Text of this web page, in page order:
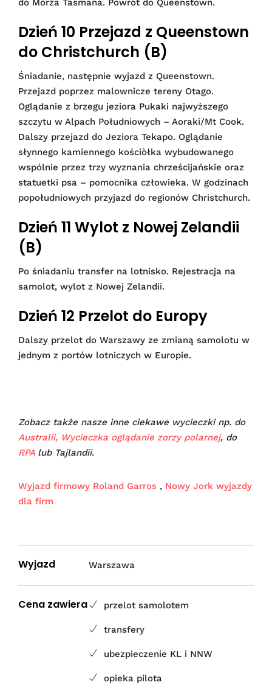
do Morza Tasmana. Powrót do Queenstown.
Dzień 10 Przejazd z Queenstown
do Christchurch (B)
Śniadanie, następnie wyjazd z Queenstown.
Przejazd poprzez malownicze tereny Otago.
Oglądanie z brzegu jeziora Pukaki najwyższego
szczytu w Alpach Południowych – Aoraki/Mt Cook.
Dalszy przejazd do Jeziora Tekapo. Oglądanie
słynnego kamiennego kościòłka wybudowanego
wspólnie przez trzy wyznania chrześcijańskie oraz
statuetki psa – pomocnika człowieka. W godzinach
popołudniowych przyjazd do regionów Christchurch.
Dzień 11 Wylot z Nowej Zelandii
(B)
Po śniadaniu transfer na lotnisko. Rejestracja na
samolot, wylot z Nowej Zelandii.
Dzień 12 Przelot do Europy
Dalszy przelot do Warszawy ze zmianą samolotu w
jednym z portów lotniczych w Europie.
Zobacz także nasze inne ciekawe wycieczki np. do
Australii, Wycieczka oglądanie zorzy polarnej, do
RPAlub Tajlandii.
Wyjazd firmowy Roland Garros , Nowy Jork wyjazdy
dla firm
Wyjazd Warszawa
Cena zawiera przelot samolotem
transfery
ubezpieczenie KL i NNW
opieka pilota